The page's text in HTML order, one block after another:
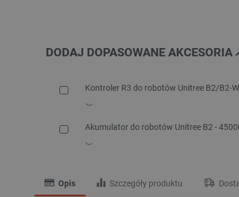
DODAJ DOPASOWANE AKCESORIA
Kontroler R3 do robotów Unitree B2/B2-W
Akumulator do robotów Unitree B2 -
Opis Szczegóły produktu